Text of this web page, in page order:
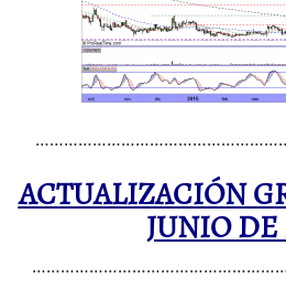
ACTUALIZACIÓN
JUNIO DE